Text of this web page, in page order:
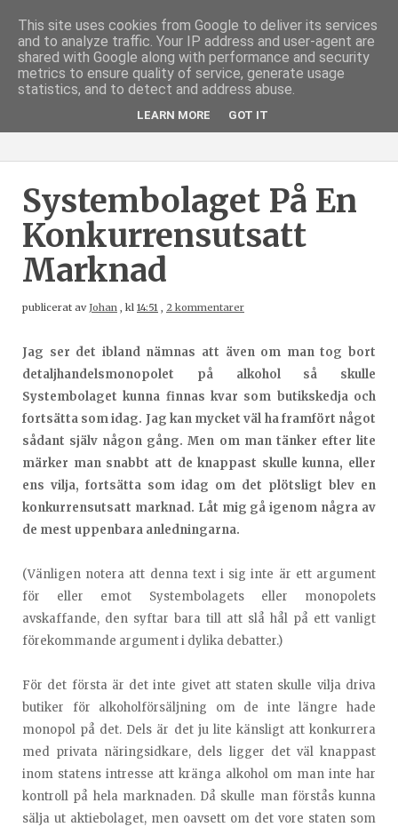
Systembolaget På En
Konkurrensutsatt
Marknad
publicerat avJohan , kl 14:51 , 2 kommentarer
Jag ser det ibland nämnas att även om man tog bort
detaljhandelsmonopolet på alkohol så skulle
Systembolaget kunna finnas kvar som butikskedja och
fortsätta som idag. Jag kan mycket väl ha framfört något
sådant själv någon gång. Men om man tänker efter lite
märker man snabbt att de knappast skulle kunna, eller
ens vilja, fortsätta som idag om det plötsligt blev en
konkurrensutsatt marknad. Låt mig gå igenom några av
de mest uppenbara anledningarna.
(Vänligen notera att denna text i sig inte är ett argument
för eller emot Systembolagets eller monopolets
avskaffande, den syftar bara till att slå hål på ett vanligt
förekommande argument i dylika debatter.)
För det första är det inte givet att staten skulle vilja driva
butiker för alkoholförsäljning om de inte längre hade
monopol på det. Dels är det ju lite känsligt att konkurrera
med privata näringsidkare, dels ligger det väl knappast
inom statens intresse att kränga alkohol om man inte har
kontroll på hela marknaden. Då skulle man förstås kunna
sälja ut aktiebolaget, men oavsett om det vore staten som
This site uses cookies from Google to deliver its services
and to analyze traffic. Your IP address and user-agent are
shared with Google along with performance and security
metrics to ensure quality of service, generate usage
statistics, and to detect and address abuse.
LEARN MORE GOT IT